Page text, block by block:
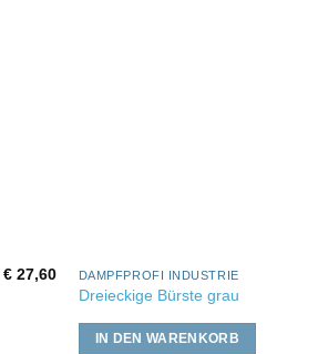
€ 27,60 DAMPFPROFI INDUSTRIE
Dreieckige Bürste grau
IN DEN WARENKORB